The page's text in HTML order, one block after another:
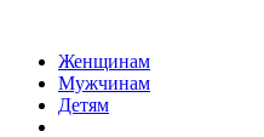
Женщинам
Мужчинам
Детям